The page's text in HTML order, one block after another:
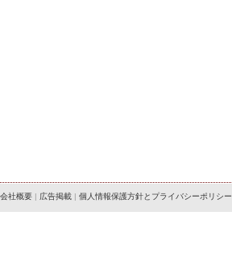
会社概要 | 広告掲載 | 個人情報保護方針とプライバシーポリシー